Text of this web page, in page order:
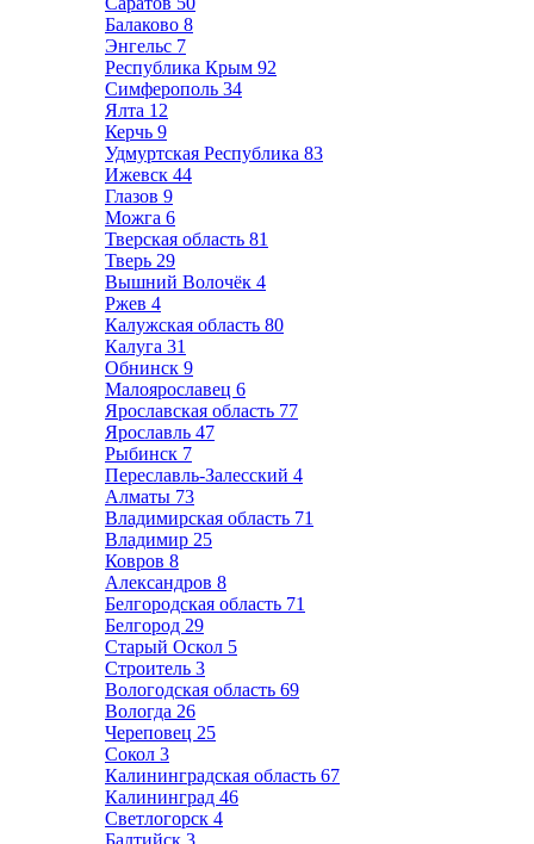
Балаково 8
Энгельс 7
Республика Крым 92
Симферополь 34
Ялта 12
Керчь 9
Удмуртская Республика 83
Ижевск 44
Глазов 9
Можга 6
Тверская область 81
Тверь 29
Вышний Волочёк 4
Ржев 4
Калужская область 80
Калуга 31
Обнинск 9
Малоярославец 6
Ярославская область 77
Ярославль 47
Рыбинск 7
Переславль-Залесский 4
Алматы 73
Владимирская область 71
Владимир 25
Ковров 8
Александров 8
Белгородская область 71
Белгород 29
Старый Оскол 5
Строитель 3
Вологодская область 69
Вологда 26
Череповец 25
Сокол 3
Калининградская область 67
Калининград 46
Светлогорск 4
Балтийск 3